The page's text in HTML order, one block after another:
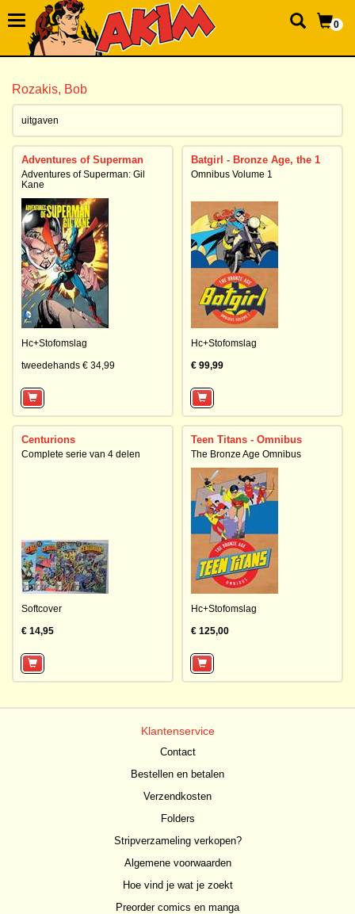
0
Rozakis, Bob
uitgaven
Adventures of Superman
Adventures of Superman: Gil
Kane
Hc+Stofomslag
tweedehands € 34,99
Batgirl - Bronze Age, the 1
Omnibus Volume 1
Hc+Stofomslag
€ 99,99
Centurions
Complete serie van 4 delen
Softcover
€ 14,95
Teen Titans - Omnibus
The Bronze Age Omnibus
Hc+Stofomslag
€ 125,00
Klantenservice
Contact
Bestellen en betalen
Verzendkosten
Folders
Stripverzameling verkopen?
Algemene voorwaarden
Hoe vind je wat je zoekt
Preorder comics en manga